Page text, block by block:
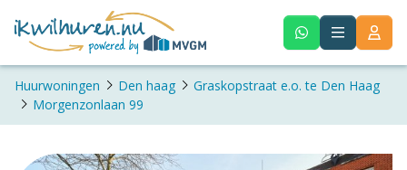
Huurwoningen Den haag
Graskopstraat e.o. te Den Haag
Morgenzonlaan 99